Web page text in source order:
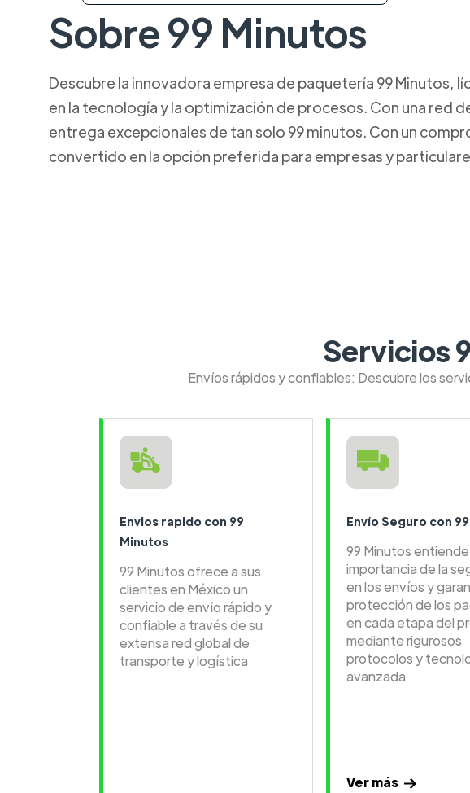
Sobre 99 Minutos
Descubre la innovadora empresa de paquetería 99
en la tecnología y la optimización de procesos. Con una
entrega excepcionales de tan solo 99 minutos. Con un
convertido en la opción preferida para empresas y
Servicios
Envíos rápidos y confiables: Descubre los
Envios rapido con 99
Minutos
99 Minutos ofrece a sus
clientes en México un
servicio de envío rápido y
confiable a través de su
extensa red global de
transporte y logística
Envío Seguro con
99 Minutos entiende
importancia de la
en los envíos y
protección de los
en cada etapa del
mediante rigurosos
protocolos y
avanzada
Ver más